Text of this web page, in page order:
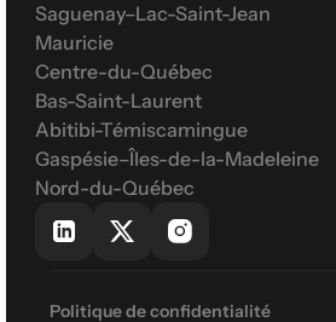
Saguenay–Lac-Saint-Jean
Mauricie
Centre-du-Québec
Bas-Saint-Laurent
Abitibi-Témiscamingue
Gaspésie–Îles-de-la-Madeleine
Nord-du-Québec
Politique de confidentialité